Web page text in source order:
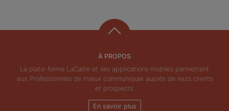
À PROPOS
La plate-forme LaCarte et ses applications mobiles permettent
aux Professionnels de mieux communiquer auprès de leurs clients
et prospects.
En savoir plus